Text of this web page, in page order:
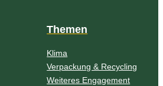
Themen
Klima
Verpackung & Recycling
Weiteres Engagement